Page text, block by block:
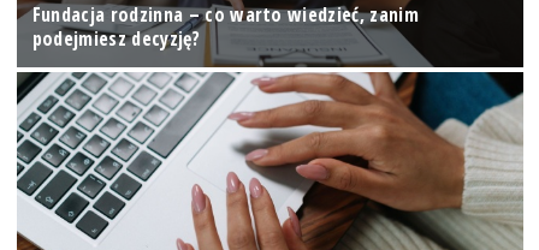
Fundacja rodzinna – co warto wiedzieć, zanim
podejmiesz decyzję?